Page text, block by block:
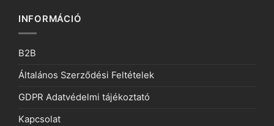
INFORMÁCIÓ
B2B
Általános Szerződési Feltételek
GDPR Adatvédelmi tájékoztató
Kapcsolat